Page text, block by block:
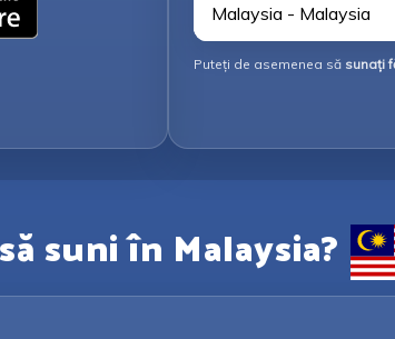
Malaysia - Malaysia
Puteți de asemenea să sunați
suni în Malaysia?